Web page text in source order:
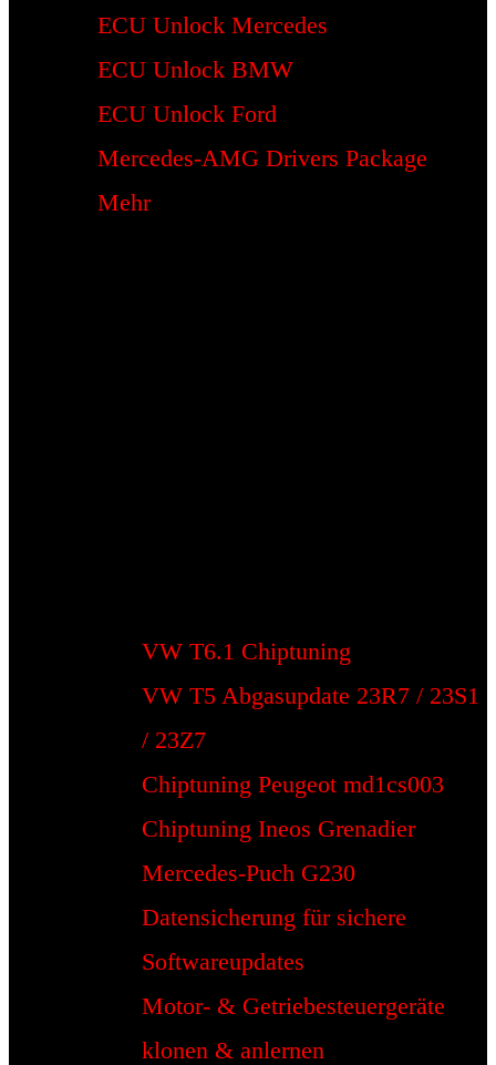
ECU Unlock Mercedes
ECU Unlock BMW
ECU Unlock Ford
Mercedes-AMG Drivers Package
Mehr
VW T6.1 Chiptuning
VW T5 Abgasupdate 23R7 / 23S1
/ 23Z7
Chiptuning Peugeot md1cs003
Chiptuning Ineos Grenadier
Mercedes-Puch G230
Datensicherung für sichere
Softwareupdates
Motor- & Getriebesteuergeräte
klonen & anlernen